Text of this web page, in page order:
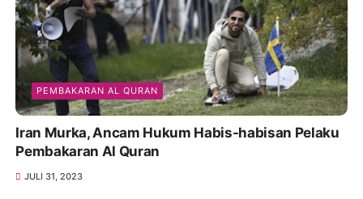
PEMBAKARAN AL QURAN
Iran Murka, Ancam Hukum Habis-habisan Pelaku
Pembakaran Al Quran
JULI 31, 2023